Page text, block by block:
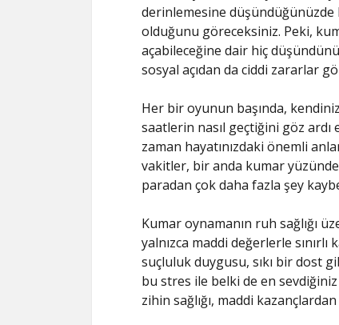
derinlemesine
olduğunu göreceksiniz. Peki,
açabileceğine dair hiç
sosyal açıdan da ciddi zararlar
Her bir oyunun başında,
saatlerin nasıl geçtiğini göz ardı
zaman hayatınızdaki önemli
vakitler, bir anda kumar
paradan çok daha fazla şey
Kumar oynamanın ruh sağlığı
yalnızca maddi değerlerle
suçluluk duygusu, sıkı bir dost
bu stres ile belki de en
zihin sağlığı, maddi